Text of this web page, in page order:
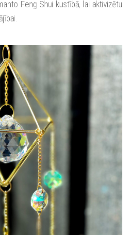
Feng Shui kustībā, lai aktivizētu